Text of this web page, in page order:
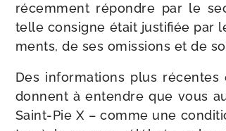
récem­ment répondre par le
telle consigne était jus­ti­fiée par
ments, de ses omis­sions et de
Des infor­ma­tions plus
donnent à entendre que vous
Saint-​Pie X – comme une